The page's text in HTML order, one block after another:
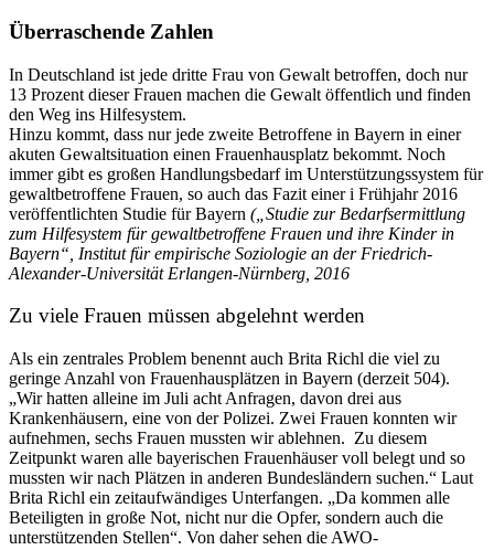
Überraschende Zahlen
In Deutschland ist jede dritte Frau von Gewalt betroffen, doch nur
13 Prozent dieser Frauen machen die Gewalt öffentlich und finden
den Weg ins Hilfesystem.
Hinzu kommt, dass nur jede zweite Betroffene in Bayern in einer
akuten Gewaltsituation einen Frauenhausplatz bekommt. Noch
immer gibt es großen Handlungsbedarf im Unterstützungssystem für
gewaltbetroffene Frauen, so auch das Fazit einer i Frühjahr 2016
veröffentlichten Studie für Bayern („Studie zur Bedarfsermittlung
zum Hilfesystem für gewaltbetroffene Frauen und ihre Kinder in
Bayern“, Institut für empirische Soziologie an der Friedrich-
Alexander-Universität Erlangen-Nürnberg, 2016
Zu viele Frauen müssen abgelehnt werden
Als ein zentrales Problem benennt auch Brita Richl die viel zu
geringe Anzahl von Frauenhausplätzen in Bayern (derzeit 504).
„Wir hatten alleine im Juli acht Anfragen, davon drei aus
Krankenhäusern, eine von der Polizei. Zwei Frauen konnten wir
aufnehmen, sechs Frauen mussten wir ablehnen. Zu diesem
Zeitpunkt waren alle bayerischen Frauenhäuser voll belegt und so
mussten wir nach Plätzen in anderen Bundesländern suchen.“ Laut
Brita Richl ein zeitaufwändiges Unterfangen. „Da kommen alle
Beteiligten in große Not, nicht nur die Opfer, sondern auch die
unterstützenden Stellen“. Von daher sehen die AWO-